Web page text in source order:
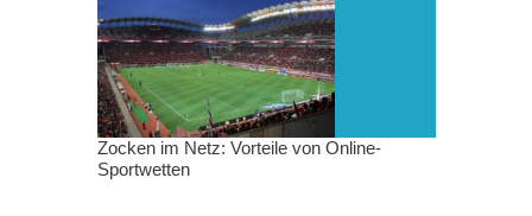
Zocken im Netz: Vorteile von Online-
Sportwetten